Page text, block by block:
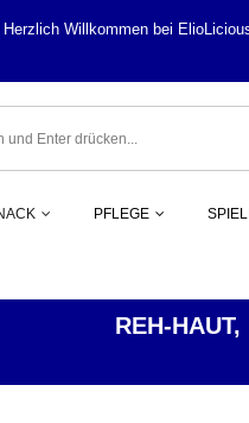
PFLEGE
REH-